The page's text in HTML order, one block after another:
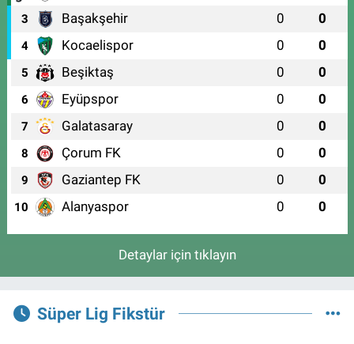
3 Başakşehir 0 0
4 Kocaelispor 0 0
5 Beşiktaş 0 0
6 Eyüpspor 0 0
7 Galatasaray 0 0
8 Çorum FK 0 0
9 Gaziantep FK 0 0
10 Alanyaspor 0 0
Detaylar için tıklayın
Süper Lig Fikstür